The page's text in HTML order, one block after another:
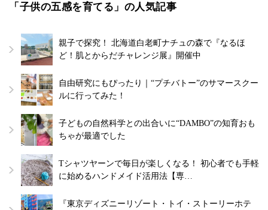
「子供の五感を育てる」の人気記事
親子で探究！ 北海道白老町ナチュの森で『なるほ
ど！肌とからだチャレンジ展』開催中
自由研究にもぴったり｜“プチバトー”のサマースクー
ルに行ってみた！
子どもの自然科学との出合いに“DAMBO”の知育おも
ちゃが最適でした
Tシャツヤーンで毎日が楽しくなる！ 初心者でも手軽
に始めるハンドメイド活用法【専…
『東京ディズニーリゾート・トイ・ストーリーホテ